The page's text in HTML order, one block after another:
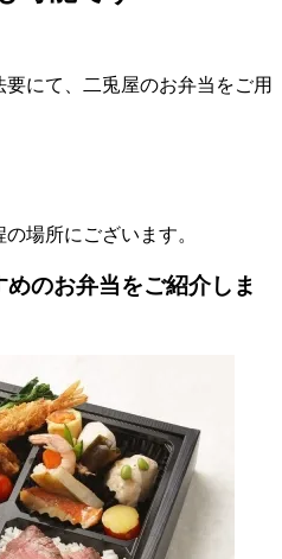
にて、二兎屋のお弁当をご用
場所にございます。
のお弁当をご紹介しま